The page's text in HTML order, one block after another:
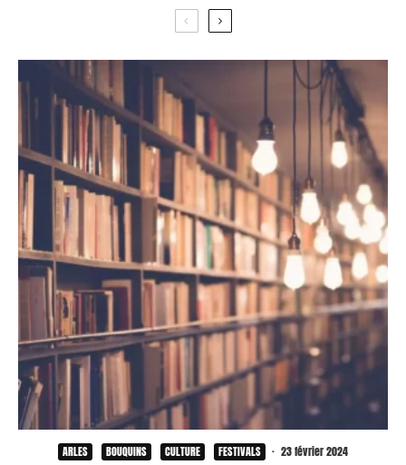
ARLES BOUQUINS CULTURE FESTIVALS · 23 février 2024